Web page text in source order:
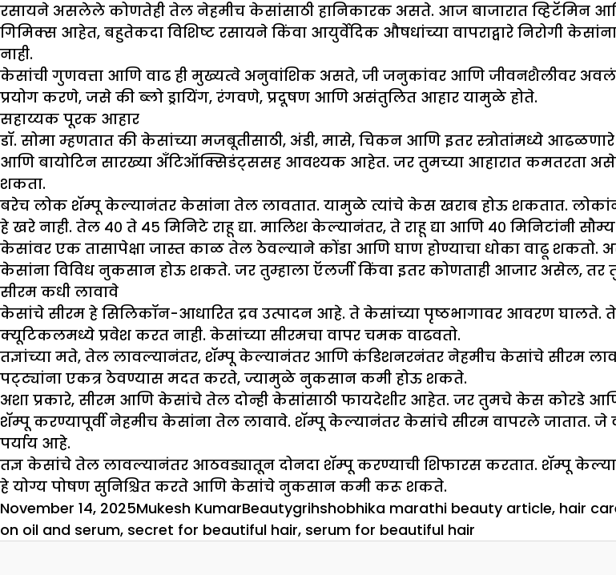
रसायने असलेले कोणतेही तेल नेहमीच केसांसाठी हानिकारक असते. आज बाजारात व्हिटॅमिन
गिमिक्स आहेत, बहुतेकदा विशिष्ट रसायने किंवा आयुर्वेदिक औषधांच्या वापराद्वारे निरोगी
नाही.
केसांची गुणवत्ता आणि वाढ ही मुख्यत्वे अनुवांशिक असते, जी जनुकांवर आणि जीवनशैलीवर
प्रयोग करणे, जसे की ब्लो ड्रायिंग, रंगवणे, प्रदूषण आणि असंतुलित आहार यामुळे होते.
सहाय्यक पूरक आहार
डॉ. सोमा म्हणतात की केसांच्या मजबूतीसाठी, अंडी, मासे, चिकन आणि इतर स्त्रोतांमध्ये आढळणारे
आणि बायोटिन सारख्या अँटिऑक्सिडंट्ससह आवश्यक आहेत. जर तुमच्या आहारात कमतरता
शकता.
बरेच लोक शॅम्पू केल्यानंतर केसांना तेल लावतात. यामुळे त्यांचे केस खराब होऊ शकतात.
हे खरे नाही. तेल ४० ते ४५ मिनिटे राहू द्या. मालिश केल्यानंतर, ते राहू द्या आणि ४० मिनिटांनी
केसांवर एक तासापेक्षा जास्त काळ तेल ठेवल्याने कोंडा आणि घाण होण्याचा धोका वाढू शकतो.
केसांना विविध नुकसान होऊ शकते. जर तुम्हाला ऍलर्जी किंवा इतर कोणताही आजार असेल, तर
सीरम कधी लावावे
केसांचे सीरम हे सिलिकॉन-आधारित द्रव उत्पादन आहे. ते केसांच्या पृष्ठभागावर आवरण
क्यूटिकलमध्ये प्रवेश करत नाही. केसांच्या सीरमचा वापर चमक वाढवतो.
तज्ञांच्या मते, तेल लावल्यानंतर, शॅम्पू केल्यानंतर आणि कंडिशनरनंतर नेहमीच केसांचे सीरम
पट्ट्यांना एकत्र ठेवण्यास मदत करते, ज्यामुळे नुकसान कमी होऊ शकते.
अशा प्रकारे, सीरम आणि केसांचे तेल दोन्ही केसांसाठी फायदेशीर आहेत. जर तुमचे केस कोरडे
शॅम्पू करण्यापूर्वी नेहमीच केसांना तेल लावावे. शॅम्पू केल्यानंतर केसांचे सीरम वापरले जातात. जे
पर्याय आहे.
तज्ञ केसांचे तेल लावल्यानंतर आठवड्यातून दोनदा शॅम्पू करण्याची शिफारस करतात. शॅम्पू
हे योग्य पोषण सुनिश्चित करते आणि केसांचे नुकसान कमी करू शकते.
Posted
on
November 14, 2025Author
Mukesh KumarCategories
BeautyTags
grihshobhika marathi beauty article, hair
on oil and serum, secret for beautiful hair, serum for beautiful hair